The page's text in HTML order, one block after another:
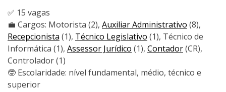
✅ 15 vagas
💼 Cargos: Motorista (2), Auxiliar Administrativo (8),
Recepcionista (1), Técnico Legislativo (1), Técnico de
Informática (1), Assessor Jurídico (1), Contador(CR),
Controlador (1)
🤓 Escolaridade: nível fundamental, médio, técnico e
superior